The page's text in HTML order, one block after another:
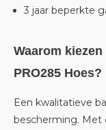
3 jaar beperkte
Waarom
PRO285 Hoes?
Een kwalitatieve
bescherming. Met